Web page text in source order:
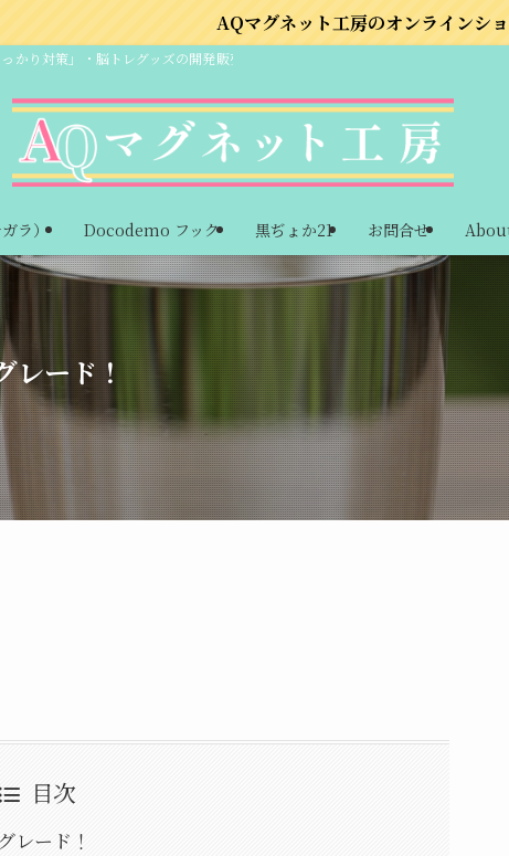
AQマグネット工房のオンラインショップはこちら
り対策」・脳トレグッズの開発販売
ラ） Docodemo フック 黒ぢょか21 お問合せ
レード！
目次
レード！